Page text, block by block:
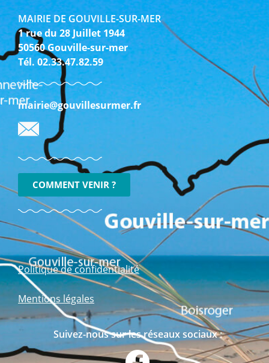
MAIRIE DE GOUVILLE-SUR-MER
1 rue du 28 Juillet 1944
50560 Gouville-sur-mer
Tél. 02.33.47.82.59
mairie@gouvillesurmer.fr
COMMENT VENIR ?
Politique de confidentialité
Mentions légales
Suivez-nous sur les réseaux sociaux :